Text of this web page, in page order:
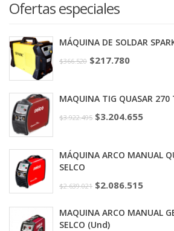
Ofertas especiales
MÁQUINA DE SOLDAR
$366.520 $217.780
MAQUINA TIG QUASAR 270
$3.922.495 $3.204.655
MÁQUINA ARCO MANUAL
SELCO
$2.639.021 $2.086.515
MAQUINA ARCO MANUAL
SELCO (Und)